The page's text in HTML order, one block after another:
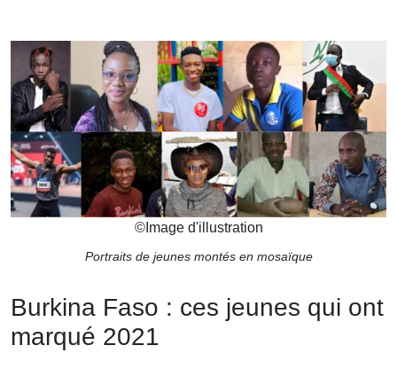
©Image d'illustration
Portraits de jeunes montés en mosaïque
Burkina Faso : ces jeunes qui ont
marqué 2021